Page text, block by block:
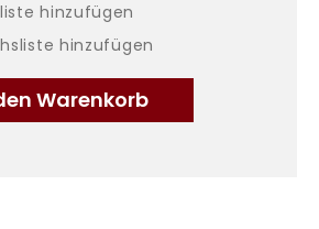
Warenkorb
hinzufügen
hinzufügen